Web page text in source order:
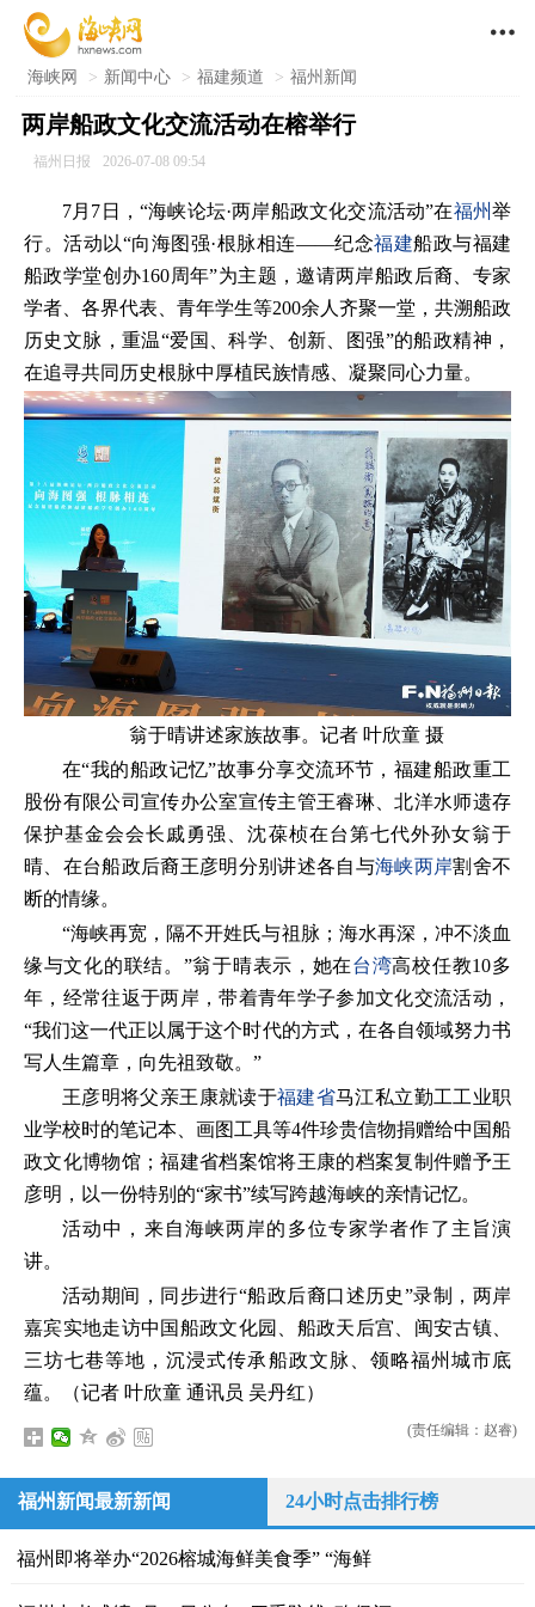

海峡网 > 新闻中心 > 福建频道 > 福州新闻
两岸船政文化交流活动在榕举行
福州日报 2026-07-08 09:54
7月7日，“海峡论坛·两岸船政文化交流活动”在福州举
行。活动以“向海图强·根脉相连——纪念福建船政与福建
船政学堂创办160周年”为主题，邀请两岸船政后裔、专家
学者、各界代表、青年学生等200余人齐聚一堂，共溯船政
历史文脉，重温“爱国、科学、创新、图强”的船政精神，
在追寻共同历史根脉中厚植民族情感、凝聚同心力量。
翁于晴讲述家族故事。记者 叶欣童 摄
在“我的船政记忆”故事分享交流环节，福建船政重工
股份有限公司宣传办公室宣传主管王睿琳、北洋水师遗存
保护基金会会长戚勇强、沈葆桢在台第七代外孙女翁于
晴、在台船政后裔王彦明分别讲述各自与海峡两岸割舍不
断的情缘。
“海峡再宽，隔不开姓氏与祖脉；海水再深，冲不淡血
缘与文化的联结。”翁于晴表示，她在台湾高校任教10多
年，经常往返于两岸，带着青年学子参加文化交流活动，
“我们这一代正以属于这个时代的方式，在各自领域努力书
写人生篇章，向先祖致敬。”
王彦明将父亲王康就读于福建省马江私立勤工工业职
业学校时的笔记本、画图工具等4件珍贵信物捐赠给中国船
政文化博物馆；福建省档案馆将王康的档案复制件赠予王
彦明，以一份特别的“家书”续写跨越海峡的亲情记忆。
活动中，来自海峡两岸的多位专家学者作了主旨演
讲。
活动期间，同步进行“船政后裔口述历史”录制，两岸
嘉宾实地走访中国船政文化园、船政天后宫、闽安古镇、
三坊七巷等地，沉浸式传承船政文脉、领略福州城市底
蕴。（记者 叶欣童 通讯员 吴丹红）
(责任编辑：赵睿)
福州新闻最新新闻 24小时点击排行榜
福州即将举办“2026榕城海鲜美食季” “海鲜